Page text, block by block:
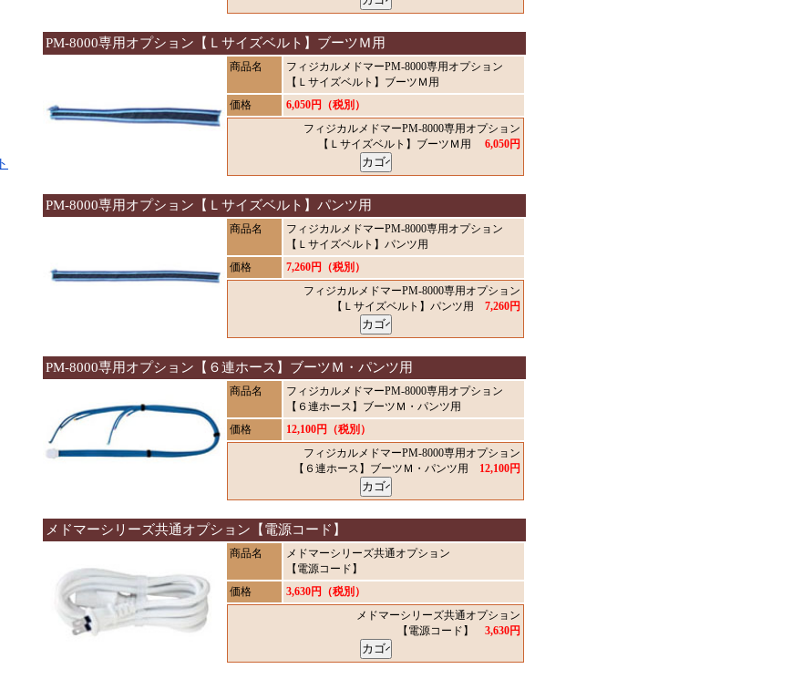
PM-8000専用オプション【Ｌサイズベルト】ブーツＭ用
商品名
フィジカルメドマーPM-8000専用オプション
【Ｌサイズベルト】ブーツＭ用
価格
6,050円（税別）
フィジカルメドマーPM-8000専用オプション
【Ｌサイズベルト】ブーツＭ用 6,050円
PM-8000専用オプション【Ｌサイズベルト】パンツ用
商品名
フィジカルメドマーPM-8000専用オプション
【Ｌサイズベルト】パンツ用
価格
7,260円（税別）
フィジカルメドマーPM-8000専用オプション
【Ｌサイズベルト】パンツ用 7,260円
PM-8000専用オプション【６連ホース】ブーツＭ・パンツ用
商品名
フィジカルメドマーPM-8000専用オプション
【６連ホース】ブーツＭ・パンツ用
価格
12,100円（税別）
フィジカルメドマーPM-8000専用オプション
【６連ホース】ブーツＭ・パンツ用 12,100円
メドマーシリーズ共通オプション【電源コード】
商品名
メドマーシリーズ共通オプション
【電源コード】
価格
3,630円（税別）
メドマーシリーズ共通オプション
【電源コード】 3,630円